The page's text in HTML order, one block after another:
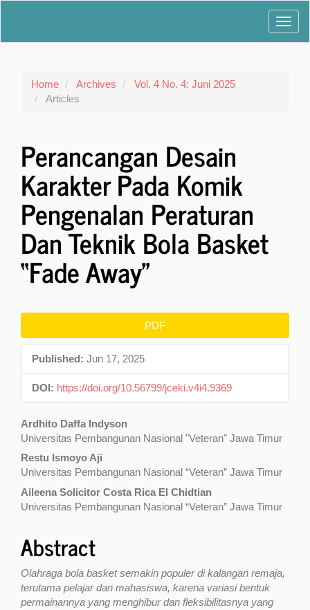
Home Archives
Vol. 4 No. 4: Juni 2025
Articles
Perancangan Desain
Karakter Pada Komik
Pengenalan Peraturan
Dan Teknik Bola Basket
“Fade Away”
Article
Sidebar
PDF
Published: Jun 17, 2025
DOI: https://doi.org/10.56799/jceki.v4i4.9369
Main
Article
Content
Ardhito Daffa Indyson
Universitas Pembangunan Nasional "Veteran" Jawa Timur
Restu Ismoyo Aji
Universitas Pembangunan Nasional “Veteran” Jawa Timur
Aileena Solicitor Costa Rica El Chidtian
Universitas Pembangunan Nasional “Veteran” Jawa Timur
Abstract
Olahraga bola basket semakin populer di kalangan remaja,
terutama pelajar dan mahasiswa, karena variasi bentuk
permainannya yang menghibur dan fleksibilitasnya yang